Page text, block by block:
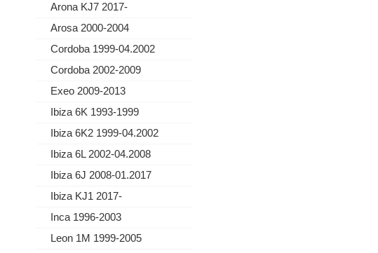
Arona KJ7 2017-
Arosa 2000-2004
Cordoba 1999-04.2002
Cordoba 2002-2009
Exeo 2009-2013
Ibiza 6K 1993-1999
Ibiza 6K2 1999-04.2002
Ibiza 6L 2002-04.2008
Ibiza 6J 2008-01.2017
Ibiza KJ1 2017-
Inca 1996-2003
Leon 1M 1999-2005